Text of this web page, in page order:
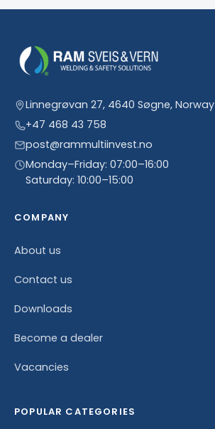
Linnegrøvan 27, 4640 Søgne, Norway
+47 468 43 758
post@rammultiinvest.no
Monday–Friday: 07:00–16:00
Saturday: 10:00–15:00
COMPANY
About us
Contact us
Downloads
Become a dealer
Vacancies
POPULAR CATEGORIES